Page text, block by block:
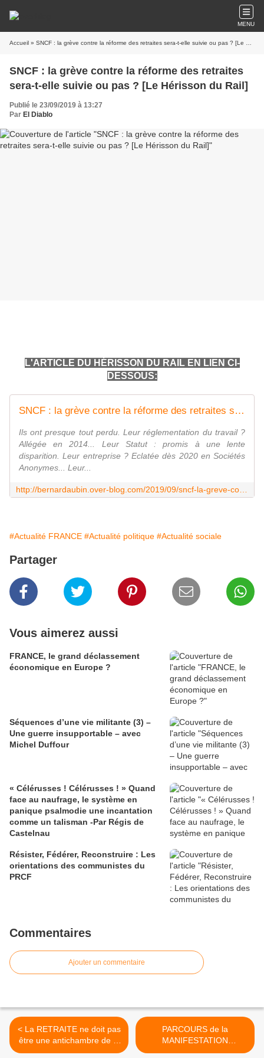
MENU
Accueil » SNCF : la grève contre la réforme des retraites sera-t-elle suivie ou pas ? [Le Hérisson du Rail]
SNCF : la grève contre la réforme des retraites
sera-t-elle suivie ou pas ? [Le Hérisson du Rail]
Publié le 23/09/2019 à 13:27
Par El Diablo
L'ARTICLE DU HÉRISSON DU RAIL EN LIEN CI-
DESSOUS:
SNCF : la grève contre la réforme des retraites sera-t-elle suivie ou pas ? - Le Hérisson du Rail
Ils ont presque tout perdu. Leur réglementation du travail ?
Allégée en 2014... Leur Statut : promis à une lente
disparition. Leur entreprise ? Eclatée dès 2020 en Sociétés
Anonymes... Leur...
#Actualité FRANCE #Actualité politique #Actualité sociale
Partager
Vous aimerez aussi
FRANCE, le grand déclassement
économique en Europe ?
Séquences d’une vie militante (3) –
Une guerre insupportable – avec
Michel Duffour
« Célérusses ! Célérusses ! » Quand
face au naufrage, le système en
panique psalmodie une incantation
comme un talisman -Par Régis de
Castelnau
Résister, Fédérer, Reconstruire : Les
orientations des communistes du
PRCF
Commentaires
Ajouter un commentaire
< La RETRAITE ne doit pas
être une antichambre de la
mort mais une NOUVELLE
PARCOURS de la
MANIFESTATION
PARISIENNE (CGT -